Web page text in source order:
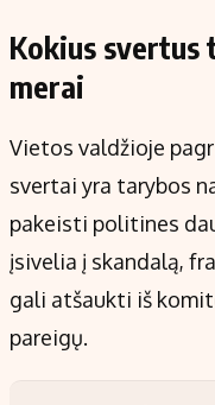
Kokius
merai
Vietos valdžioje
svertai yra tarybos
pakeisti politines
įsivelia į skandalą,
gali atšaukti iš
pareigų.